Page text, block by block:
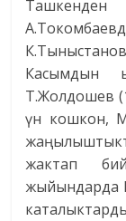
Касымдын
Т.Жолдошев
үн кошкон,
жактап
жыйындарда